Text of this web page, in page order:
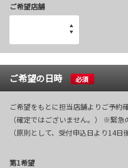
ご希望店舗
ご希望の日時 必須
ご希望をもとに担当店舗よりご予約
（確定ではございません。） ※緊急
（原則として、受付申込日より14日
第1希望